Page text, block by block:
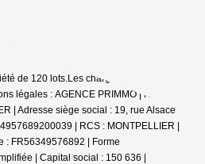
de 120 lots.Les charges annuelles sont
légales : AGENCE PRIMMO | Raison
| Adresse siège social : 19, rue Alsace
| RCS : MONTPELLIER |
: FR56349576892 | Forme
| Capital social : 150 636 |